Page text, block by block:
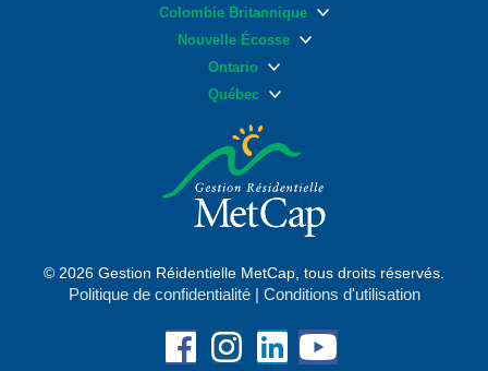
Colombie Britannique
Nouvelle Écosse
Ontario
Québec
© 2026 Gestion Réidentielle MetCap, tous droits réservés.
Politique de confidentialité| Conditions d'utilisation
Facebook
Instagram
Linkedin
YouTube